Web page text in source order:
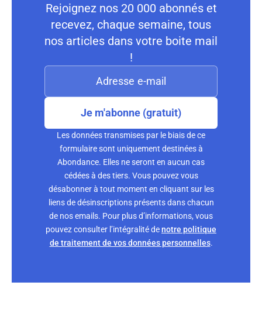
Rejoignez nos 20 000 abonnés et
recevez, chaque semaine, tous
nos articles dans votre boite mail
!
Je m'abonne (gratuit)
Les données transmises par le biais de ce
formulaire sont uniquement destinées à
Abondance. Elles ne seront en aucun cas
cédées à des tiers. Vous pouvez vous
désabonner à tout moment en cliquant sur les
liens de désinscriptions présents dans chacun
de nos emails. Pour plus d’informations, vous
pouvez consulter l’intégralité denotre politique
de traitement de vos données personnelles.